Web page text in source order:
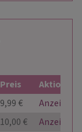
Preis
Aktion
9,99 €
Anzeigen
10,00 €
Anzeigen